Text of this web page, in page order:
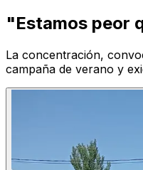
"Estamos peor
La concentración,
campaña de verano y